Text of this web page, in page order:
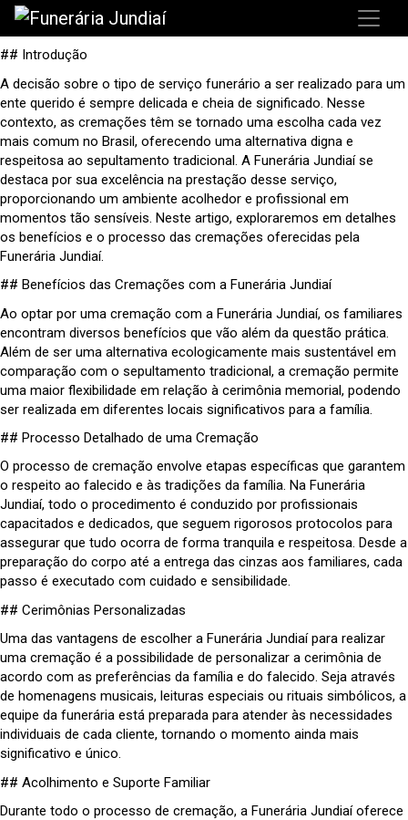
## Introdução
A decisão sobre o tipo de serviço funerário a ser realizado para um
ente querido é sempre delicada e cheia de significado. Nesse
contexto, as cremações têm se tornado uma escolha cada vez
mais comum no Brasil, oferecendo uma alternativa digna e
respeitosa ao sepultamento tradicional. A Funerária Jundiaí se
destaca por sua excelência na prestação desse serviço,
proporcionando um ambiente acolhedor e profissional em
momentos tão sensíveis. Neste artigo, exploraremos em detalhes
os benefícios e o processo das cremações oferecidas pela
Funerária Jundiaí.
## Benefícios das Cremações com a Funerária Jundiaí
Ao optar por uma cremação com a Funerária Jundiaí, os familiares
encontram diversos benefícios que vão além da questão prática.
Além de ser uma alternativa ecologicamente mais sustentável em
comparação com o sepultamento tradicional, a cremação permite
uma maior flexibilidade em relação à cerimônia memorial, podendo
ser realizada em diferentes locais significativos para a família.
## Processo Detalhado de uma Cremação
O processo de cremação envolve etapas específicas que garantem
o respeito ao falecido e às tradições da família. Na Funerária
Jundiaí, todo o procedimento é conduzido por profissionais
capacitados e dedicados, que seguem rigorosos protocolos para
assegurar que tudo ocorra de forma tranquila e respeitosa. Desde a
preparação do corpo até a entrega das cinzas aos familiares, cada
passo é executado com cuidado e sensibilidade.
## Cerimônias Personalizadas
Uma das vantagens de escolher a Funerária Jundiaí para realizar
uma cremação é a possibilidade de personalizar a cerimônia de
acordo com as preferências da família e do falecido. Seja através
de homenagens musicais, leituras especiais ou rituais simbólicos, a
equipe da funerária está preparada para atender às necessidades
individuais de cada cliente, tornando o momento ainda mais
significativo e único.
## Acolhimento e Suporte Familiar
Durante todo o processo de cremação, a Funerária Jundiaí oferece